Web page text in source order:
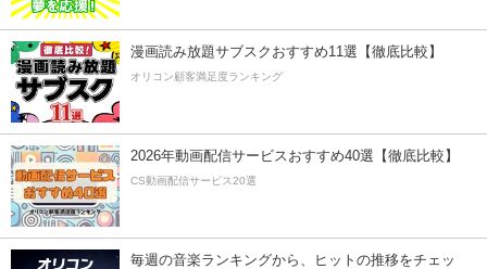
漫画読み放題サブスクおすすめ11選【徹底比較】
オリコン顧客満足度ランキング
2026年動画配信サービスおすすめ40選【徹底比較】
CS動画配信サービス20選
毎週の音楽ランキングから、ヒットの推移をチェッ